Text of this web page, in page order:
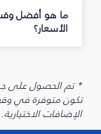
ما هو أفضل وقت
الأسعار؟
تكون متوفرة في
الإضافات الاختيارية.